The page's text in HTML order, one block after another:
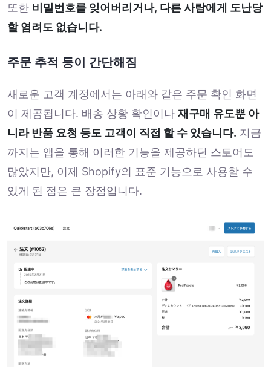
또한 비밀번호를 잊어버리거나, 다른 사람에게 도난당
할 염려도 없습니다.
주문 추적 등이 간단해짐
새로운 고객 계정에서는 아래와 같은 주문 확인 화면
이 제공됩니다. 배송 상황 확인이나 재구매 유도뿐 아
니라 반품 요청 등도 고객이 직접 할 수 있습니다. 지금
까지는 앱을 통해 이러한 기능을 제공하던 스토어도
많았지만, 이제 Shopify의 표준 기능으로 사용할 수
있게 된 점은 큰 장점입니다.